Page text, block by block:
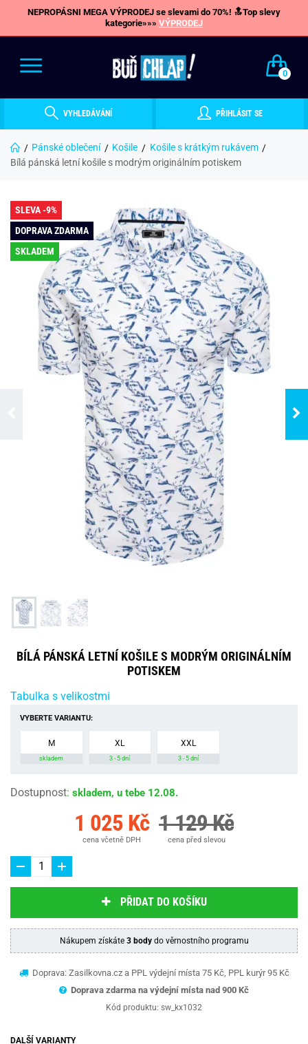
NEPROPÁSNI MEGA VÝPRODEJ se slevami do 70%! 🔝Top slevy
kategorie»»» VÝPRODEJ
0
VYHLEDÁVÁNÍ PŘIHLÁSIT SE
Pánské oblečení Košile
Košile s krátkým rukávem
Bílá pánská letní košile s modrým originálním potiskem
SLEVA -9%
DOPRAVA ZDARMA
SKLADEM
BÍLÁ PÁNSKÁ LETNÍ KOŠILE S MODRÝM ORIGINÁLNÍM
POTISKEM
Tabulka s velikostmi
VYBERTE VARIANTU:
M
skladem
XL
3 - 5 dní
XXL
3 - 5 dní
Dostupnost: skladem, u tebe 12.08.
1 025 Kč
cena včetně DPH
1 129 Kč
cena před slevou
PŘIDAT DO KOŠÍKU
Nákupem získáte 3 bodydo věrnostního programu
Doprava: Zasilkovna.cz a PPL výdejní místa 75 Kč, PPL kurýr 95 Kč
Doprava zdarma na výdejní místa nad 900 Kč
Kód produktu: sw_kx1032
DALŠÍ VARIANTY